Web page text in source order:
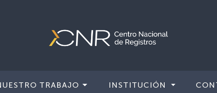
TRABAJO INSTITUCIÓN